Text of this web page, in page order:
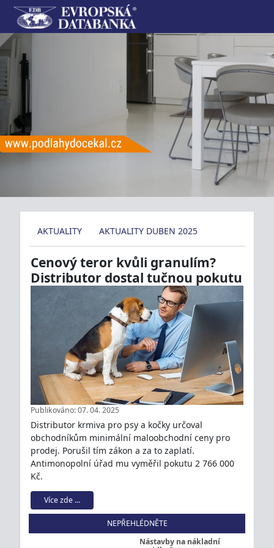
AKTUALITY AKTUALITY DUBEN 2025
Cenový teror kvůli granulím?
Distributor dostal tučnou pokutu
Publikováno: 07. 04. 2025
Distributor krmiva pro psy a kočky určoval
obchodníkům minimální maloobchodní ceny pro
prodej. Porušil tím zákon a za to zaplatí.
Antimonopolní úřad mu vyměřil pokutu 2 766 000
Kč.
Více zde ...
NEPŘEHLÉDNĚTE
Nástavby na nákladní